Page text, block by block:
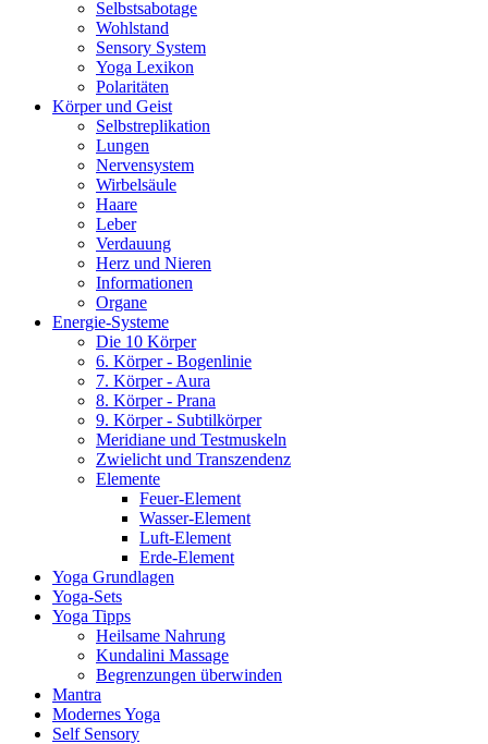
Selbstsabotage
Wohlstand
Sensory System
Yoga Lexikon
Polaritäten
Körper und Geist
Selbstreplikation
Lungen
Nervensystem
Wirbelsäule
Haare
Leber
Verdauung
Herz und Nieren
Informationen
Organe
Energie-Systeme
Die 10 Körper
6. Körper - Bogenlinie
7. Körper - Aura
8. Körper - Prana
9. Körper - Subtilkörper
Meridiane und Testmuskeln
Zwielicht und Transzendenz
Elemente
Feuer-Element
Wasser-Element
Luft-Element
Erde-Element
Yoga Grundlagen
Yoga-Sets
Yoga Tipps
Heilsame Nahrung
Kundalini Massage
Begrenzungen überwinden
Mantra
Modernes Yoga
Self Sensory